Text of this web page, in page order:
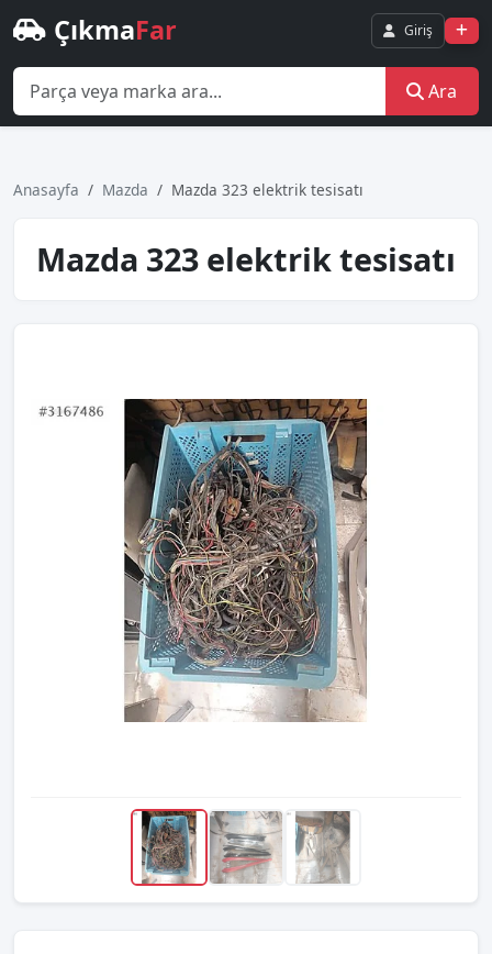
ÇıkmaFar Giriş
Ara
Anasayfa Mazda Mazda 323 elektrik tesisatı
Mazda 323 elektrik tesisatı